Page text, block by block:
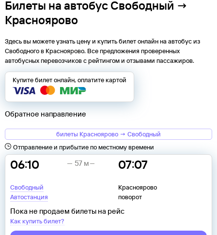
Билеты на автобус Свободный →
Красноярово
Здесь вы можете узнать цену и купить билет онлайн на автобус из
Свободногов Красноярово. Все предложения проверенных
автобусных перевозчиков с рейтингом и отзывами пассажиров.
Купите билет онлайн, оплатите картой
Обратное направление
билеты Красноярово → Свободный
Отправление и прибытие по местному времени
06:10
Свободный
Автостанция
07:07
Красноярово
поворот
57 м
Пока не продаем билеты на рейс
Как купить билет?